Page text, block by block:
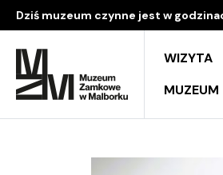
Dziś muzeum czynne jest w
WIZYTA
MUZEUM